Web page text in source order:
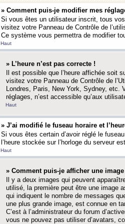
» Comment puis-je modifier mes
Si vous êtes un utilisateur inscrit, tous
visitez votre Panneau de Contrôle de
Ce système vous permettra de modifier
Haut
» L’heure n’est pas correcte !
Il est possible que l’heure affichée soit
visitez votre Panneau de Contrôle de
Londres, Paris, New York, Sydney, etc.
réglages, n’est accessible qu’aux
Haut
» J’ai modifié le fuseau horaire et
Si vous êtes certain d’avoir réglé le
l’heure stockée sur l’horloge du serveur
Haut
» Comment puis-je afficher une
Il y a deux images qui peuvent
utilisé, la première peut être une image
qui indiquent le nombre de messages
une plus grande image, est connue en
C’est à l’administrateur du forum
vous ne pouvez pas utiliser d’avatars,